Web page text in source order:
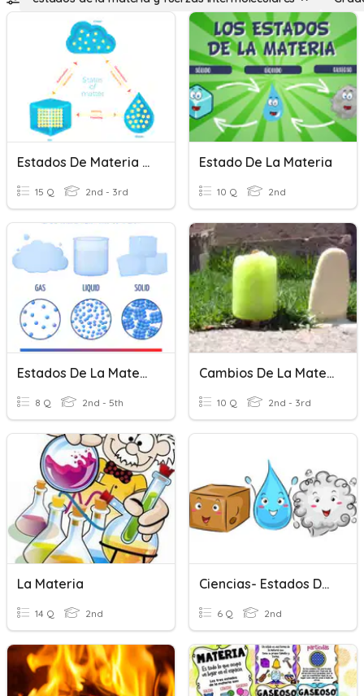
Estados De Materia (Repaso)
15 Q 2nd - 3rd
Estado De La Materia
10 Q 2nd
Estados De La Materia
8 Q 2nd - 5th
Cambios De La Materia
10 Q 2nd - 3rd
La Materia
14 Q 2nd
Ciencias- Estados De La Materia
6 Q 2nd